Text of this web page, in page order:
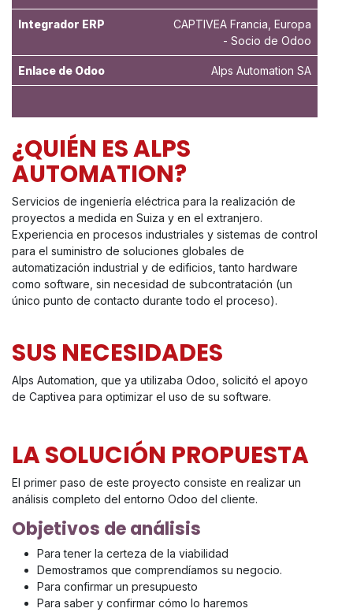
Integrador ERP
CAPTIVEA Francia, Europa
- Socio de Odoo
Enlace de Odoo Alps Automation SA
¿QUIÉN ES ALPS
AUTOMATION?
Servicios de ingeniería eléctrica para la realización de
proyectos a medida en Suiza y en el extranjero.
Experiencia en procesos industriales y sistemas de control
para el suministro de soluciones globales de
automatización industrial y de edificios, tanto hardware
como software, sin necesidad de subcontratación (un
único punto de contacto durante todo el proceso).
SUS NECESIDADES
Alps Automation, que ya utilizaba Odoo, solicitó el apoyo
de Captivea para optimizar el uso de su software.
LA SOLUCIÓN PROPUESTA
El primer paso de este proyecto consiste en realizar un
análisis completo del entorno Odoo del cliente.
Objetivos de análisis
Para tener la certeza de la viabilidad
Demostramos que comprendíamos su negocio.
Para confirmar un presupuesto
Para saber y confirmar cómo lo haremos